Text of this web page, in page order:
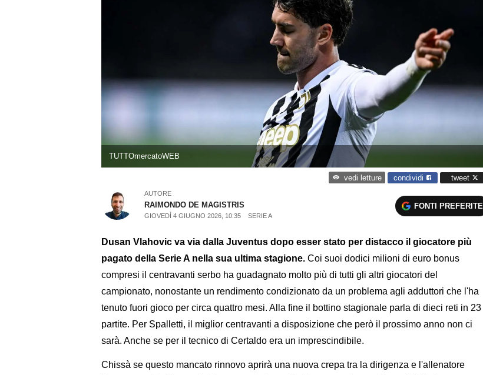
TUTTOmercatoWEB
vedi letture condividi tweet
AUTORE
RAIMONDO DE MAGISTRIS
GIOVEDÌ 4 GIUGNO 2026, 10:35 SERIE A
FONTI PREFERITE
Dusan Vlahovic va via dalla Juventus dopo esser stato per distacco il giocatore più
pagato della Serie A nella sua ultima stagione. Coi suoi dodici milioni di euro bonus
compresi il centravanti serbo ha guadagnato molto più di tutti gli altri giocatori del
campionato, nonostante un rendimento condizionato da un problema agli adduttori che l'ha
tenuto fuori gioco per circa quattro mesi. Alla fine il bottino stagionale parla di dieci reti in 23
partite. Per Spalletti, il miglior centravanti a disposizione che però il prossimo anno non ci
sarà. Anche se per il tecnico di Certaldo era un imprescindibile.
Chissà se questo mancato rinnovo aprirà una nuova crepa tra la dirigenza e l'allenatore